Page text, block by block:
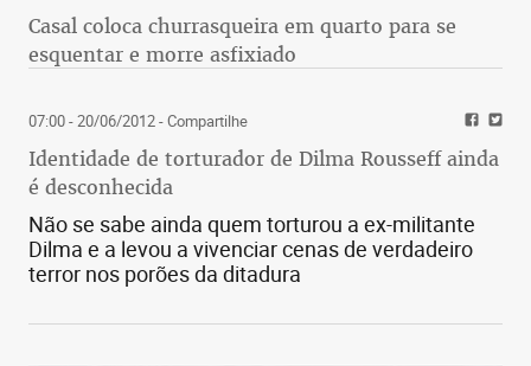
Casal coloca churrasqueira em quarto para se
esquentar e morre asfixiado
07:00 - 20/06/2012- Compartilhe
Identidade de torturador de Dilma Rousseff ainda
é desconhecida
Não se sabe ainda quem torturou a ex-militante
Dilma e a levou a vivenciar cenas de verdadeiro
terror nos porões da ditadura